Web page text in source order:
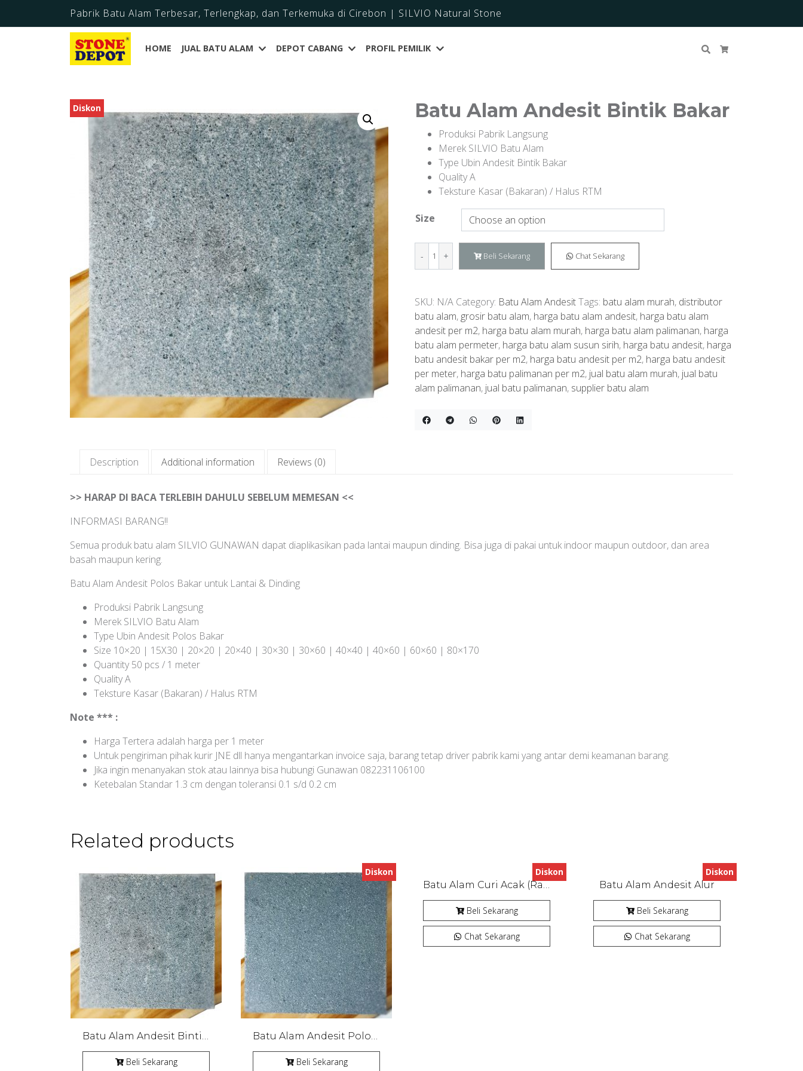
Pabrik Batu Alam Terbesar, Terlengkap, dan Terkemuka di Cirebon | SILVIO Natural Stone
HOME JUAL BATU ALAM DEPOT CABANG PROFIL PEMILIK Cari
Diskon Batu Alam Andesit Bintik Bakar
Produksi Pabrik Langsung
Merek SILVIO Batu Alam
Type Ubin Andesit Bintik Bakar
Quality A
Teksture Kasar (Bakaran) / Halus RTM
Size
Bakar
quantity
Beli Sekarang Chat Sekarang
SKU: N/A Category: Batu Alam AndesitTags: batu alam murah, distributor
batu alam, grosir batu alam, harga batu alam andesit, harga batu alam
andesit per m2, harga batu alam murah, harga batu alam palimanan, harga
batu alam permeter, harga batu alam susun sirih, harga batu andesit, harga
batu andesit bakar per m2, harga batu andesit per m2, harga batu andesit
per meter, harga batu palimanan per m2, jual batu alam murah, jual batu
alam palimanan, jual batu palimanan, supplier batu alam
Description Additional information Reviews (0)
>> HARAP DI BACA TERLEBIH DAHULU SEBELUM MEMESAN <<
INFORMASI BARANG!!
Semua produk batu alam SILVIO GUNAWAN dapat diaplikasikan pada lantai maupun dinding. Bisa juga di pakai untuk indoor maupun outdoor, dan area
basah maupun kering.
Batu Alam Andesit Polos Bakar untuk Lantai & Dinding
Produksi Pabrik Langsung
Merek SILVIO Batu Alam
Type Ubin Andesit Polos Bakar
Size 10×20 | 15X30 | 20×20 | 20×40 | 30×30 | 30×60 | 40×40 | 40×60 | 60×60 | 80×170
Quantity 50 pcs / 1 meter
Quality A
Teksture Kasar (Bakaran) / Halus RTM
Note *** :
Harga Tertera adalah harga per 1 meter
Untuk pengiriman pihak kurir JNE dll hanya mengantarkan invoice saja, barang tetap driver pabrik kami yang antar demi keamanan barang.
Jika ingin menanyakan stok atau lainnya bisa hubungi Gunawan 082231106100
Ketebalan Standar 1.3 cm dengan toleransi 0.1 s/d 0.2 cm
Related products
Beli Sekarang
Diskon
Beli Sekarang
Diskon
Batu Alam Curi Acak (Random) Monster Stone
Beli Sekarang
Chat Sekarang
Diskon
Batu Alam Andesit Alur
Beli Sekarang
Chat Sekarang